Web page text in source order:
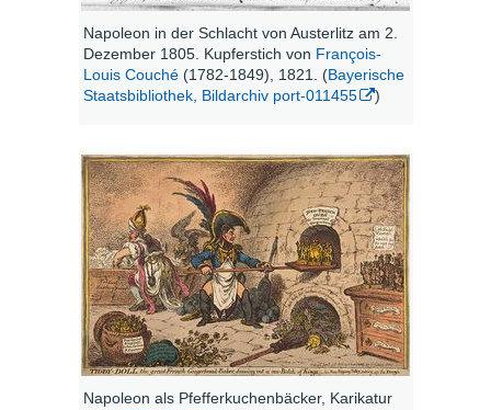
Napoleon in der Schlacht von Austerlitz am 2.
Dezember 1805. Kupferstich von François-
Louis Couché(1782-1849), 1821. (Bayerische
Staatsbibliothek, Bildarchiv port-011455
)
Napoleon als Pfefferkuchenbäcker, Karikatur